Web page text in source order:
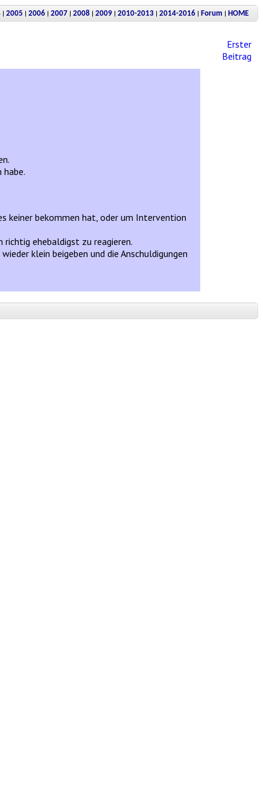
| 2005 | 2006 | 2007 | 2008 | 2009 | 2010-2013 | 2014-2016 | Forum | HOME
Erster
Beitrag
keiner bekommen hat, oder um Intervention
ehebaldigst zu reagieren.
klein beigeben und die Anschuldigungen